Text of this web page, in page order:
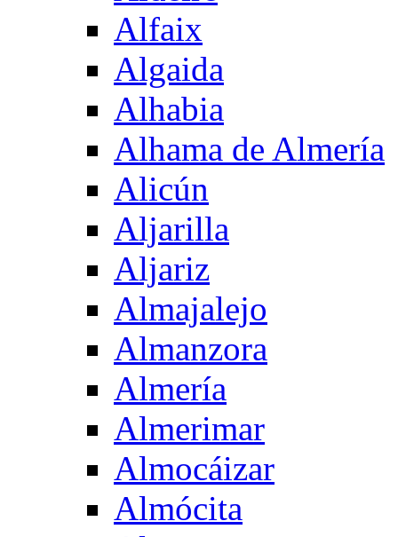
Alfaix
Algaida
Alhabia
Alhama de Almería
Alicún
Aljarilla
Aljariz
Almajalejo
Almanzora
Almería
Almerimar
Almocáizar
Almócita